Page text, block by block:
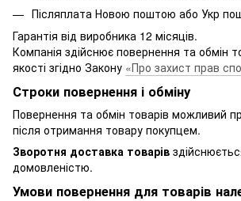
Післяплата Новою поштою або Укр
Гарантія від виробника 12 місяців.
Компанія здійснює повернення та обмін
якості згідно Закону «Про захист прав
Строки повернення і обміну
Повернення та обмін товарів можливий
після отримання товару покупцем.
Зворотня доставка товарів
домовленістю.
Умови повернення для товарів